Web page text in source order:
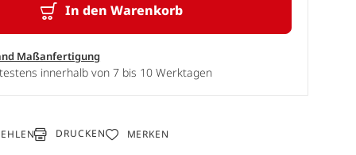
In den Warenkorb
Maßanfertigung
innerhalb von 7 bis 10 Werktagen
DRUCKEN MERKEN